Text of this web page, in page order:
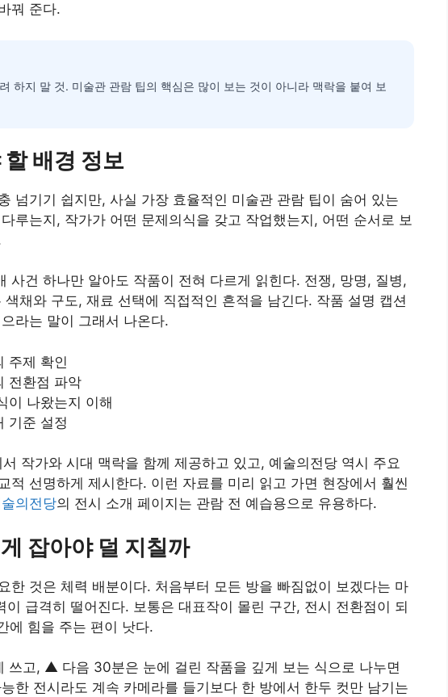
꿔 준다.
하지 말 것. 미술관 관람 팁의 핵심은 많이 보는 것이 아니라 맥락을 붙여 보
배경 정보
넘기기 쉽지만, 사실 가장 효율적인 미술관 관람 팁이 숨어 있는
루는지, 작가가 어떤 문제의식을 갖고 작업했는지, 어떤 순서로 보
사건 하나만 알아도 작품이 전혀 다르게 읽힌다. 전쟁, 망명, 질병,
채와 구도, 재료 선택에 직접적인 흔적을 남긴다. 작품 설명 캡션
라는 말이 그래서 나온다.
주제 확인
전환점 파악
이 나왔는지 이해
기준 설정
작가와 시대 맥락을 함께 제공하고 있고, 예술의전당 역시 주요
적 선명하게 제시한다. 이런 자료를 미리 읽고 가면 현장에서 훨씬
의전당의 전시 소개 페이지는 관람 전 예습용으로 유용하다.
잡아야 덜 지칠까
한 것은 체력 배분이다. 처음부터 모든 방을 빠짐없이 보겠다는 마
이 급격히 떨어진다. 보통은 대표작이 몰린 구간, 전시 전환점이 되
에 힘을 주는 편이 낫다.
고, ▲ 다음 30분은 눈에 걸린 작품을 깊게 보는 식으로 나누면
한 전시라도 계속 카메라를 들기보다 한 방에서 한두 컷만 남기는